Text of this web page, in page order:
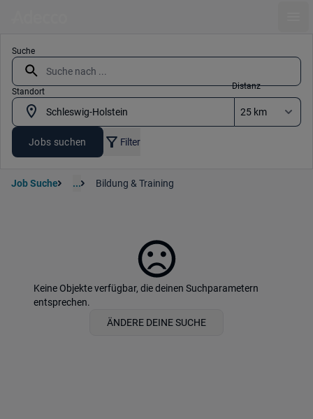
Suche
Standort
Distanz
Jobs suchen Filter
Job Suche ... Bildung & Training
Keine Objekte verfügbar, die deinen Suchparametern
entsprechen.
ÄNDERE DEINE SUCHE